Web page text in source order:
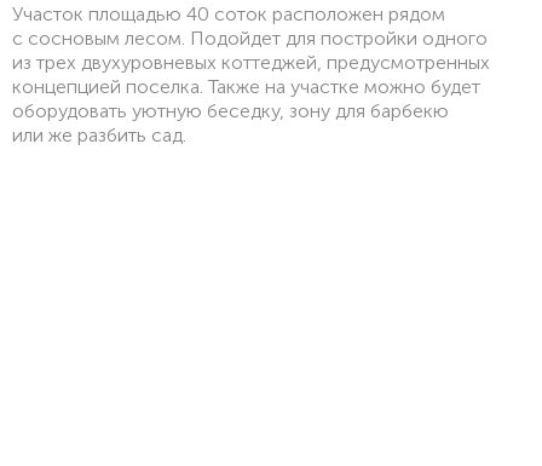
Участок площадью 40 соток расположен рядом
с сосновым лесом. Подойдет для постройки одного
из трех двухуровневых коттеджей, предусмотренных
концепцией поселка. Также на участке можно будет
оборудовать уютную беседку, зону для барбекю
или же разбить сад.